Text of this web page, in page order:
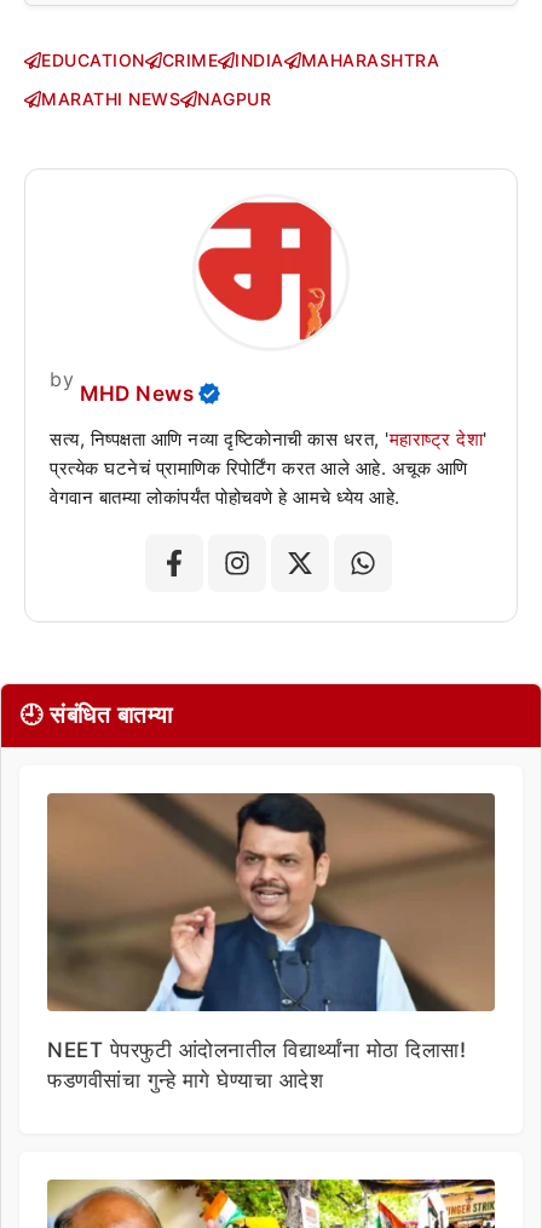
EDUCATION CRIME INDIA
MAHARASHTRA
MARATHI NEWS
NAGPUR
by
MHD News
सत्य, निष्पक्षता आणि नव्या दृष्टिकोनाची कास धरत, 'महाराष्ट्र देशा'
प्रत्येक घटनेचं प्रामाणिक रिपोर्टिंग करत आले आहे. अचूक आणि
वेगवान बातम्या लोकांपर्यंत पोहोचवणे हे आमचे ध्येय आहे.
🕘 संबंधित बातम्या
NEET पेपरफुटी आंदोलनातील विद्यार्थ्यांना मोठा दिलासा!
फडणवीसांचा गुन्हे मागे घेण्याचा आदेश